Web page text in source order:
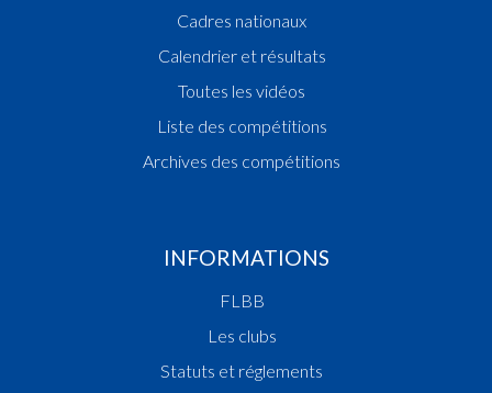
Cadres nationaux
Calendrier et résultats
Toutes les vidéos
Liste des compétitions
Archives des compétitions
INFORMATIONS
FLBB
Les clubs
Statuts et réglements